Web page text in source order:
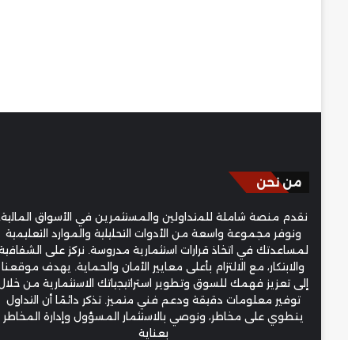
من نحن
نقدم منصة شاملة للمتداولين والمستثمرين في الأسواق المالية.
ونوفر مجموعة واسعة من الأدوات التحليلية والموارد التعليمية
لمساعدتك في اتخاذ قرارات استثمارية مدروسة. نركز على
والابتكار، مع الالتزام بأعلى معايير الأمان والحماية. يهدف موقعنا
إلى تعزيز فهمك للسوق وتطوير استراتيجياتك الاستثمارية من
توفير معلومات دقيقة ودعم فني متميز. تذكر دائمًا أن التداول
ينطوي على مخاطر، ونوصي بالاستثمار المسؤول وإدارة المخاطر
بعناية